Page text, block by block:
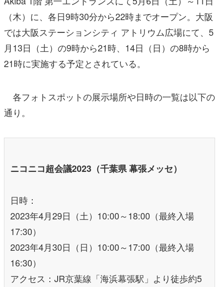
（木）に、各日9時30分から22時までオープン。大阪
では大阪ステーションシティ アトリウム広場にて、5
月13日（土）の9時から21時、14日（日）の8時から
21時に実施する予定とされている。
各フォトスポットの展示場所や日時の一覧は以下の
通り。
ニコニコ超会議2023（千葉県 幕張メッセ）
日時：
2023年4月29日（土）10:00～18:00（最終入場
17:30）
2023年4月30日（日）10:00～17:00（最終入場
16:30）
アクセス：JR京葉線「海浜幕張駅」より徒歩約5